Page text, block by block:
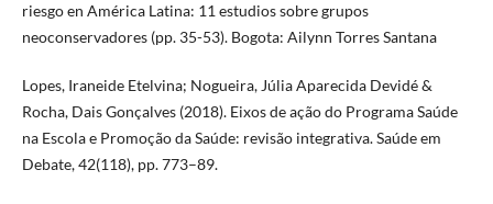
riesgo en América Latina: 11 estudios sobre grupos
neoconservadores (pp. 35-53). Bogota: Ailynn Torres Santana
Lopes, Iraneide Etelvina; Nogueira, Júlia Aparecida Devidé &
Rocha, Dais Gonçalves (2018). Eixos de ação do Programa Saúde
na Escola e Promoção da Saúde: revisão integrativa. Saúde em
Debate, 42(118), pp. 773–89.